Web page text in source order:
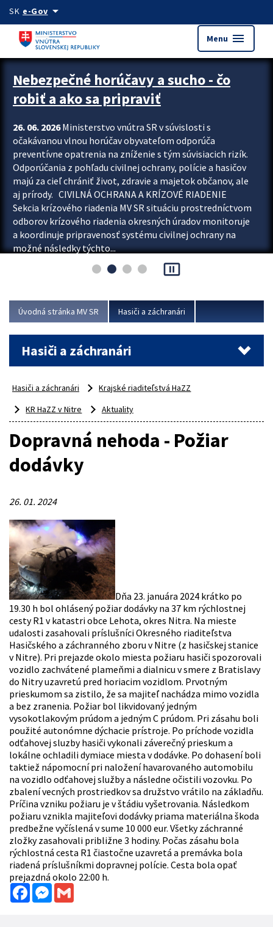
Preskocit na hlavný obsah
SK e-Govarrow_drop_down
Menu menu
Zastavit automatický posun upútavok
Nebezpečné horúčavy a sucho - čo
robiť a ako sa pripraviť
26. 06. 2026Ministerstvo vnútra SR v súvislosti s
očakávanou vlnou horúčav obyvateľom odporúča
preventívne opatrenia na zníženie s tým súvisiacich rizík.
Odporúčania z pohľadu civilnej ochrany, polície a hasičov
majú za cieľ chrániť život, zdravie a majetok občanov, ale
aj prírody. CIVILNÁ OCHRANA A KRÍZOVÉ RIADENIE
Sekcia krízového riadenia MV SR situáciu prostredníctvom
odborov krízového riadenia okresných úradov monitoruje
a koordinuje pripravenosť systému civilnej ochrany na
možné následky týchto...
pause_presentation
Úvodná stránka MV SR Hasiči a záchranári
Hasiči a záchranári
Hasiči a záchranári
Krajské riaditeľstvá HaZZ
KR HaZZ v Nitre
Aktuality
Dopravná nehoda - Požiar
dodávky
26. 01. 2024
Dňa 23. januára 2024 krátko po
19.30 h bol ohlásený požiar dodávky na 37 km rýchlostnej
cesty R1 v katastri obce Lehota, okres Nitra. Na mieste
udalosti zasahovali príslušníci Okresného riaditeľstva
Hasičského a záchranného zboru v Nitre (z hasičskej stanice
v Nitre). Pri prejazde okolo miesta požiaru hasiči spozorovali
vozidlo zachvátené plameňmi a dialnicu v smere z Bratislavy
do Nitry uzavretú pred horiacim vozidlom. Prvotným
prieskumom sa zistilo, že sa majiteľ nachádza mimo vozidla
a bez zranenia. Požiar bol likvidovaný jedným
vysokotlakovým prúdom a jedným C prúdom. Pri zásahu boli
použité autonómne dýchacie prístroje. Po príchode vozidla
odťahovej sluzby hasiči vykonali záverečný prieskum a
lokálne ochladili dymiace miesta v dodávke. Po dohasení boli
taktiež nápomocní pri naložení havarovaného automobilu
na vozidlo odťahovej služby a následne očistili vozovku. Po
zbalení vecných prostriedkov sa družstvo vrátilo na základňu.
Príčina vzniku požiaru je v štádiu vyšetrovania. Následkom
požiaru vznikla majiteľovi dodávky priama materiálna škoda
predbežne vyčíslená v sume 10 000 eur. Všetky záchranné
zložky zasahovali približne 3 hodiny. Počas zásahu bola
rýchlostná cesta R1 čiastočne uzavretá a premávka bola
riadená príslušníkmi dopravnej polície. Cesta bola opať
prejazdná okolo 22:00 h.
FacebookMessenger